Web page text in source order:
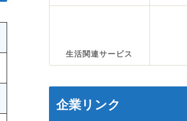
生活関連サービス
企業リンク